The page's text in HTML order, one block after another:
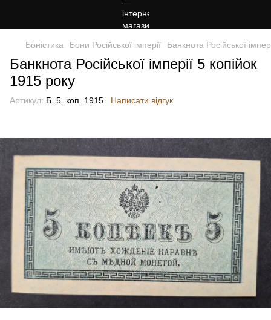
Боністика Бони Російської імперії Банкнота Російської
Банкнота Російської імперії 5 копійок
1915 року
Артикул: Б_5_коп_1915 Написати відгук